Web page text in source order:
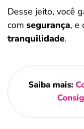
Desse jeito, você
com segurança, e
tranquilidade.
Saiba mais: